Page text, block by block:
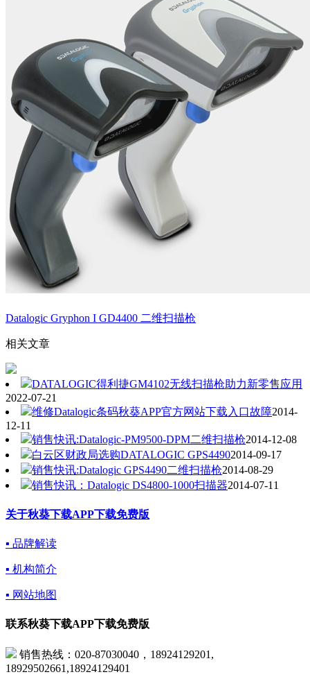
Datalogic Gryphon I GD4400 二维扫描枪
相关文章
DATALOGIC得利捷GM4102无线扫描枪助力新零售应用
2022-07-21
维修Datalogic条码秋葵APP官方网站下载入口故障2014-
12-11
销售快讯:Datalogic-PM9500-DPM二维扫描枪2014-12-08
白云区财政局选购DATALOGIC GPS44902014-09-17
销售快讯:Datalogic GPS4490二维扫描枪2014-08-29
销售快讯：Datalogic DS4800-1000扫描器2014-07-11
关于秋葵下载APP下载免费版
▪ 品牌解读
▪ 机构简介
▪ 网站地图
联系秋葵下载APP下载免费版
销售热线：020-87030040，18924129201,
18929502661,18924129401